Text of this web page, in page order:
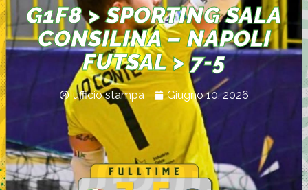
G1F8 > SPORTING SALA
CONSILINA – NAPOLI
FUTSAL > 7-5
ufficio stampa Giugno 10, 2026